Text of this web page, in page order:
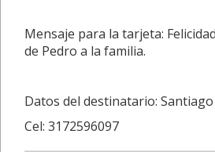
Mensaje para la tarjeta:
de Pedro a la familia.
Datos del destinatario:
Cel: 3172596097